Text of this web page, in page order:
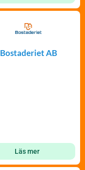
Bostaderiet AB
Läs mer